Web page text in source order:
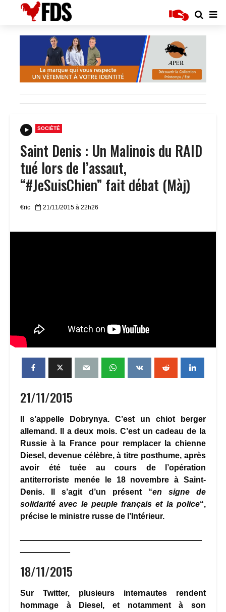
SOCIÉTÉ
Saint Denis : Un Malinois du RAID
tué lors de l’assaut,
“#JeSuisChien” fait débat (Màj)
€ric 21/11/2015 à 22h26
21/11/2015
Il s’appelle Dobrynya. C’est un chiot berger
allemand. Il a deux mois. C’est un cadeau de la
Russie à la France pour remplacer la chienne
Diesel, devenue célèbre, à titre posthume, après
avoir été tuée au cours de l’opération
antiterroriste menée le 18 novembre à Saint-
Denis. Il s’agit d’un présent “en signe de
solidarité avec le peuple français et la police“,
précise le ministre russe de l’Intérieur.
18/11/2015
Sur Twitter, plusieurs internautes rendent
hommage à Diesel, et notamment à son